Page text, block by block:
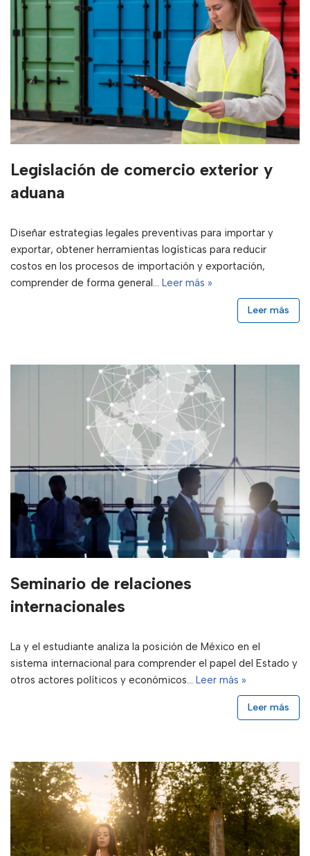
Legislación de comercio exterior y
aduana
Diseñar estrategias legales preventivas para importar y
exportar, obtener herramientas logísticas para reducir
costos en los procesos de importación y exportación,
comprender de forma general… Leer más »
Leer más
Seminario de relaciones
internacionales
La y el estudiante analiza la posición de México en el
sistema internacional para comprender el papel del Estado y
otros actores políticos y económicos… Leer más »
Leer más